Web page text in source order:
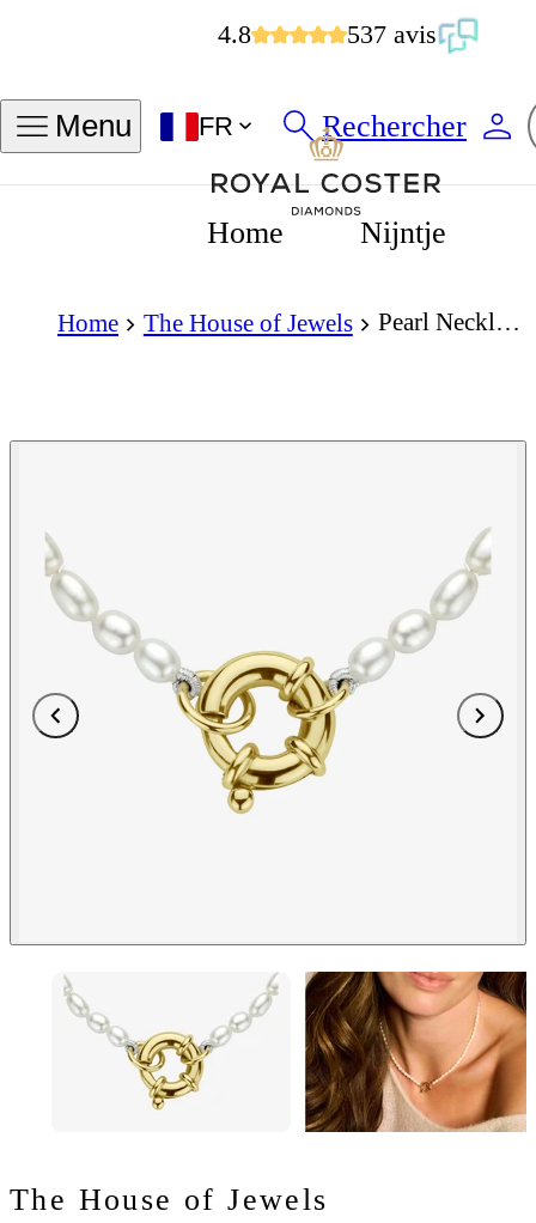
4.8 537 avis
Menu FR Rechercher
Home Nijntje
Home The House of Jewels
The House of Jewels